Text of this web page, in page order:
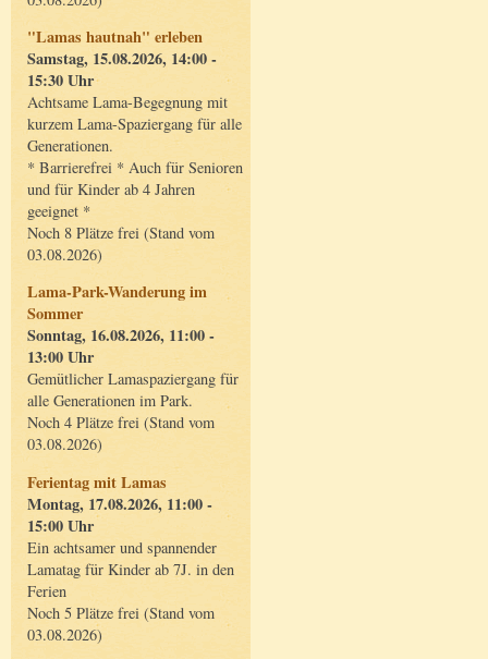
"Lamas hautnah" erleben
Samstag, 15.08.2026, 14:00 -
15:30 Uhr
Achtsame Lama-Begegnung mit
kurzem Lama-Spaziergang für alle
Generationen.
* Barrierefrei * Auch für Senioren
und für Kinder ab 4 Jahren
geeignet *
Noch 8 Plätze frei (Stand vom
03.08.2026)
Lama-Park-Wanderung im
Sommer
Sonntag, 16.08.2026, 11:00 -
13:00 Uhr
Gemütlicher Lamaspaziergang für
alle Generationen im Park.
Noch 4 Plätze frei (Stand vom
03.08.2026)
Ferientag mit Lamas
Montag, 17.08.2026, 11:00 -
15:00 Uhr
Ein achtsamer und spannender
Lamatag für Kinder ab 7J. in den
Ferien
Noch 5 Plätze frei (Stand vom
03.08.2026)